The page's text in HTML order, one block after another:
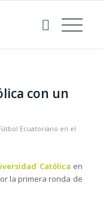
con un
Ecuatoriano en el
Católica en
la primera ronda de